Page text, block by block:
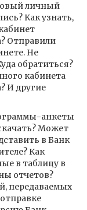
личный
Как узнать,
Отправили
Не
обратиться?
кабинета
И другие
анкеты
Может
в Банк
Как
в таблицу в
отчетов?
передаваемых